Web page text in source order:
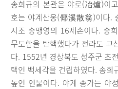
송희규의 본관은 야로(冶爐)이
호는 야계산옹(倻溪散翁)이다.
시조 송맹영의 16세손이다. 송
무도함을 탄핵했다가 전라도 고
다. 1552년 경상북도 성주군 초
택인 백세각을 건립하였다. 송
높인 인물이다. 야계 종가는 야